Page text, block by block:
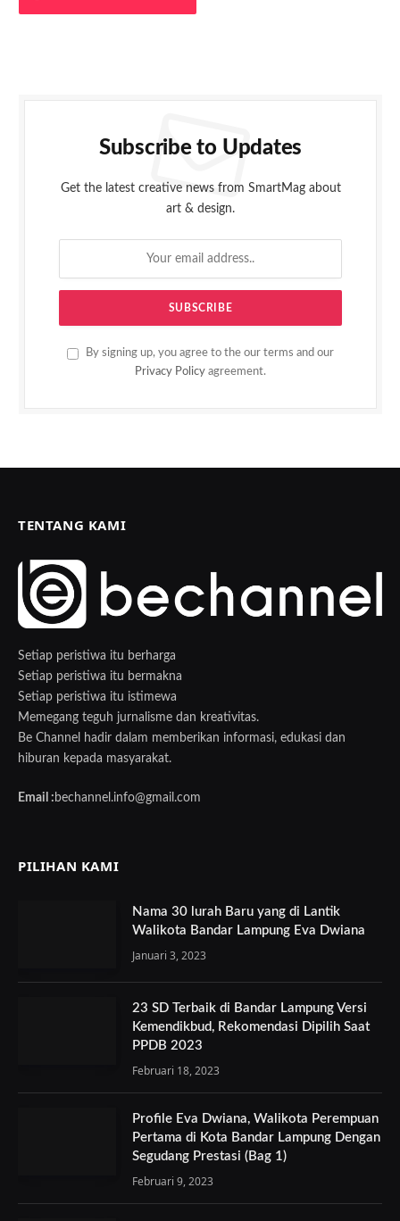
Subscribe to Updates
Get the latest creative news from SmartMag about
art & design.
By signing up, you agree to the our terms and our
Privacy Policy agreement.
TENTANG KAMI
Setiap peristiwa itu berharga
Setiap peristiwa itu bermakna
Setiap peristiwa itu istimewa
Memegang teguh jurnalisme dan kreativitas.
Be Channel hadir dalam memberikan informasi, edukasi dan
hiburan kepada masyarakat.
Email : bechannel.info@gmail.com
PILIHAN KAMI
Nama 30 lurah Baru yang di Lantik
Walikota Bandar Lampung Eva Dwiana
Januari 3, 2023
23 SD Terbaik di Bandar Lampung Versi
Kemendikbud, Rekomendasi Dipilih Saat
PPDB 2023
Februari 18, 2023
Profile Eva Dwiana, Walikota Perempuan
Pertama di Kota Bandar Lampung Dengan
Segudang Prestasi (Bag 1)
Februari 9, 2023